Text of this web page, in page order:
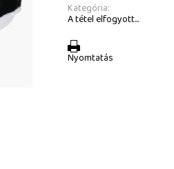
Kategória:
A tétel elfogyott...
Nyomtatás